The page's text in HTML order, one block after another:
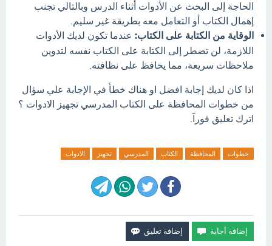
الحاجة إلى البحث عن الأدوات أثناء الدرس وبالتالي تجنب
إهمال الكتاب أو التعامل معه بطريقة غير سليم.
الوقاية من الكتابة على الكتاب: عندما تكون لديك الأدوات
اللازمة، لن تضطر إلى الكتابة على الكتاب نفسه لتدوين
ملاحظات سريعة، مما يحافظ على نظافته.
اذا كان لديك إجابة افضل او هناك خطأ في الإجابة علي سؤال
من خطوات المحافظة على الكتاب المدرسي تجهيز الادوات ؟
اترك تعليق فورآ.
خطوات المحافظة الكتاب المدرسي تجهيز الادوات